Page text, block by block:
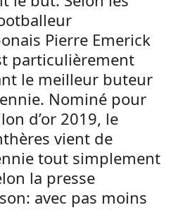
Pierre Emerick
particulièrement
le meilleur buteur
Nominé pour
d’or 2019, le
vient de
tout simplement
la presse
avec pas moins